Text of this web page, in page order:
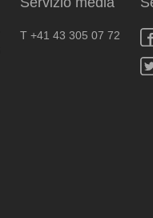
T +41 43 305 07 72